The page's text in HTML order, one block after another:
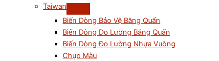
Taiwan
Biến Dòng Bảo Vệ Băng Quấn
Biến Dòng Đo Lường Băng Quấn
Biến Dòng Đo Lường Nhựa Vuông
Chụp Màu